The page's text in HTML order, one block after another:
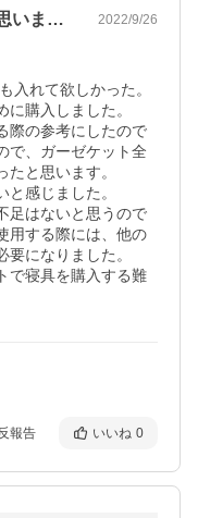
通販で寝具を買うのは難しいと思いました。 2022/9/26
入れて欲しかった。
購入しました。
際の参考にしたので
で、ガーゼケット全
と思います。
感じました。
足はないと思うので
用する際には、他の
になりました。
で寝具を購入する難
報告 いいね 0